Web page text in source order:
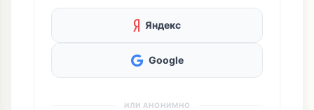
Яндекс
Google
ИЛИ АНОНИМНО